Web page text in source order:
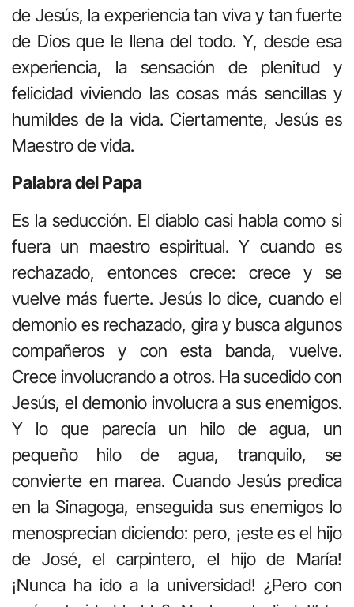
de Jesús, la experiencia tan viva y tan fuerte
de Dios que le llena del todo. Y, desde esa
experiencia, la sensación de plenitud y
felicidad viviendo las cosas más sencillas y
humildes de la vida. Ciertamente, Jesús es
Maestro de vida.
Palabra del Papa
Es la seducción. El diablo casi habla como si
fuera un maestro espiritual. Y cuando es
rechazado, entonces crece: crece y se
vuelve más fuerte. Jesús lo dice, cuando el
demonio es rechazado, gira y busca algunos
compañeros y con esta banda, vuelve.
Crece involucrando a otros. Ha sucedido con
Jesús, el demonio involucra a sus enemigos.
Y lo que parecía un hilo de agua, un
pequeño hilo de agua, tranquilo, se
convierte en marea. Cuando Jesús predica
en la Sinagoga, enseguida sus enemigos lo
menosprecian diciendo: pero, ¡este es el hijo
de José, el carpintero, el hijo de María!
¡Nunca ha ido a la universidad! ¿Pero con